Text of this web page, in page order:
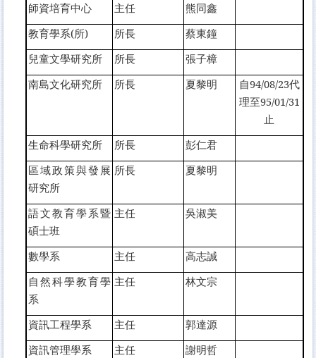
師資培育中心 主任
熊同鑫
教育學系(所)
所長
蔡東鐘
兒童文學研究所
所長
張子樟
南島文化研究所
所長 夏黎明
自94/08/23代
理至95/01/31
止
生命科學研究所
所長
彭仁君
區域政策與發展
研究所
所長 夏黎明
語文教育學系暨
碩士班
主任 吳淑美
數學系 主任
高志誠
自然科學教育學
系
主任 林文宗
資訊工程學系 主任
郭達源
資訊管理學系
主任
謝明哲